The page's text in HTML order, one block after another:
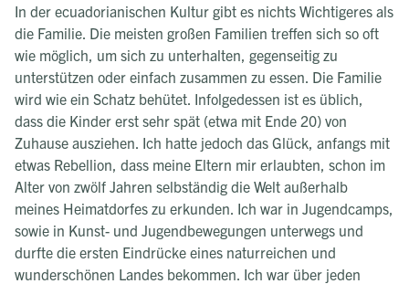
In der ecuadorianischen Kultur gibt es nichts Wichtigeres als
die Familie. Die meisten großen Familien treffen sich so oft
wie möglich, um sich zu unterhalten, gegenseitig zu
unterstützen oder einfach zusammen zu essen. Die Familie
wird wie ein Schatz behütet. Infolgedessen ist es üblich,
dass die Kinder erst sehr spät (etwa mit Ende 20) von
Zuhause ausziehen. Ich hatte jedoch das Glück, anfangs mit
etwas Rebellion, dass meine Eltern mir erlaubten, schon im
Alter von zwölf Jahren selbständig die Welt außerhalb
meines Heimatdorfes zu erkunden. Ich war in Jugendcamps,
sowie in Kunst- und Jugendbewegungen unterwegs und
durfte die ersten Eindrücke eines naturreichen und
wunderschönen Landes bekommen. Ich war über jeden